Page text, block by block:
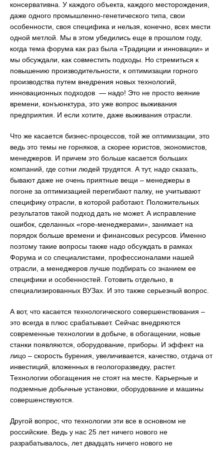
консервативна. У каждого объекта, каждого месторождения,
даже одного промышленно-генетического типа, свои
особенности, своя специфика и нельзя, конечно, всех мести
одной метлой. Мы в этом убедились еще в прошлом году,
когда тема форума как раз была «Традиции и инновации» и
мы обсуждали, как совместить подходы. Но стремиться к
повышению производительности, к оптимизации горного
производства путем внедрения новых технологий,
инновационных подходов — надо! Это не просто веяние
времени, конъюнктура, это уже вопрос выживания
предприятия. И если хотите, даже выживания отрасли.
Что же касается бизнес-процессов, той же оптимизации, это
ведь это темы не горняков, а скорее юристов, экономистов,
менеджеров. И причем это больше касается больших
компаний, где сотни людей трудятся. А тут, надо сказать,
бывают даже не очень приятные вещи – менеджеры в
погоне за оптимизацией перегибают палку, не учитывают
специфику отрасли, в которой работают. Положительных
результатов такой подход дать не может. А исправление
ошибок, сделанных «горе-менеджерами», занимает на
порядок больше времени и финансовых ресурсов. Именно
поэтому такие вопросы также надо обсуждать в рамках
Форума и со специалистами, профессионалами нашей
отрасли, а менеджеров лучше подбирать со знанием ее
специфики и особенностей. Готовить отдельно, в
специализированных ВУЗах. И это также серьезный вопрос.
А вот, что касается технологического совершенствования –
это всегда в плюс срабатывает. Сейчас внедряются
современные технологии в добыче, в обогащении, новые
станки появляются, оборудование, приборы. И эффект на
лицо – скорость бурения, увеличивается, качество, отдача от
инвестиций, вложенных в геологоразведку, растет.
Технологии обогащения не стоят на месте. Карьерные и
подземные добычные установки, оборудование и машины
совершенствуются.
Другой вопрос, что технологии эти все в основном не
российские. Ведь у нас 25 лет ничего нового не
разрабатывалось, лет двадцать ничего нового не